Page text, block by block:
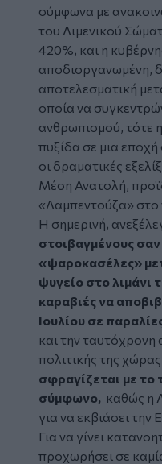
σύμφωνα με
του Λιμενικού
420%, και η
αποδιοργανωμένη,
αποτελεσματική
οποία να
ανθρωπισμού, τότε
πυξίδα σε μια εποχή
οι δραματικές
Μέση Ανατολή,
«Λαμπεντούζα» στο
Η σημερινή,
στοιβαγμένους
«ψαροκασέλες»
ψυγείο στο λιμάνι
καραβιές να
Ιουλίου σε
και την ταυτόχρονη
πολιτικής της
σφραγίζεται με το
σύμφωνο, καθώς η
για να εκβιάσει την
Για να γίνει
προχωρήσει σε